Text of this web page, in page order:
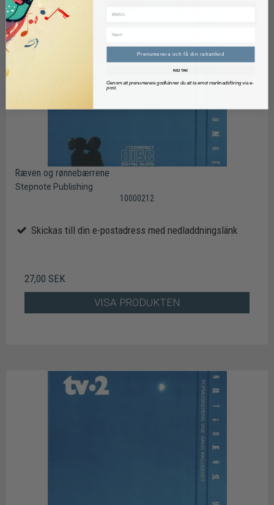
Ræven og rønnebærrene
Stepnote Publishing
10000212
Skickas till din e-postadress med nedladdningslänk
27,00 SEK
VISA PRODUKTEN
Prenumerera och få din rabattkod
NEJ TAK
Genom att prenumerera godkänner du att ta emot marknadsföring via e-
post.